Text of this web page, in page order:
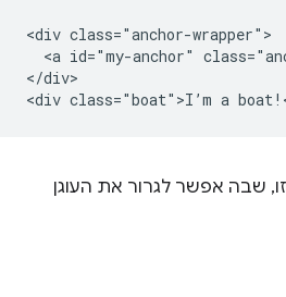
<div class="anchor-wrapper">
<a id="my-anchor"
</div>
שבה אפשר לגרור את העוגן